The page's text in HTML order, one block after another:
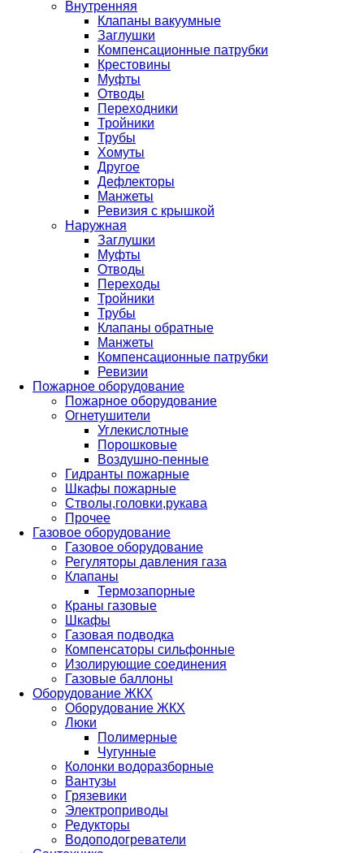
Внутренняя
Клапаны вакуумные
Заглушки
Компенсационные патрубки
Крестовины
Муфты
Отводы
Переходники
Тройники
Трубы
Хомуты
Другое
Дефлекторы
Манжеты
Ревизия с крышкой
Наружная
Заглушки
Муфты
Отводы
Переходы
Тройники
Трубы
Клапаны обратные
Манжеты
Компенсационные патрубки
Ревизии
Пожарное оборудование
Пожарное оборудование
Огнетушители
Углекислотные
Порошковые
Воздушно-пенные
Гидранты пожарные
Шкафы пожарные
Стволы,головки,рукава
Прочее
Газовое оборудование
Газовое оборудование
Регуляторы давления газа
Клапаны
Термозапорные
Краны газовые
Шкафы
Газовая подводка
Компенсаторы сильфонные
Изолирующие соединения
Газовые баллоны
Оборудование ЖКХ
Оборудование ЖКХ
Люки
Полимерные
Чугунные
Колонки водоразборные
Вантузы
Грязевики
Электроприводы
Редукторы
Водоподогреватели